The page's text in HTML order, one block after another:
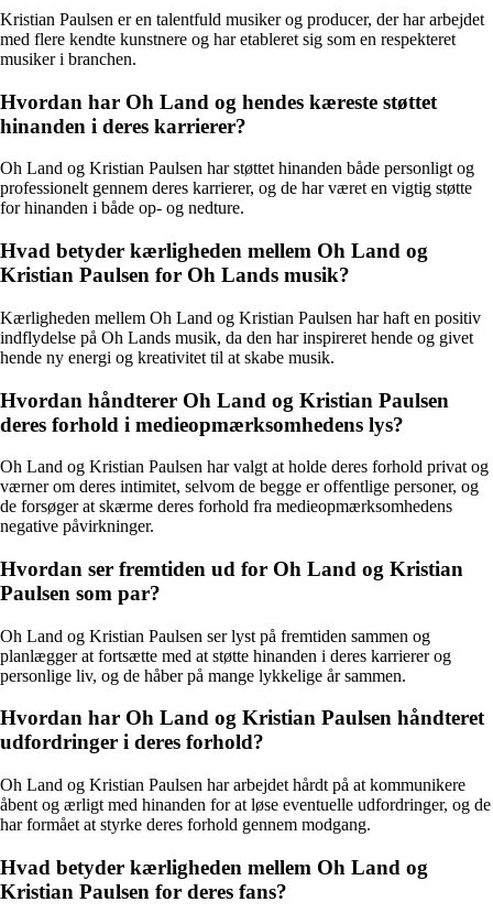
Kristian Paulsen er en talentfuld musiker og producer, der har arbejdet
med flere kendte kunstnere og har etableret sig som en respekteret
musiker i branchen.
Hvordan har Oh Land og hendes kæreste støttet
hinanden i deres karrierer?
Oh Land og Kristian Paulsen har støttet hinanden både personligt og
professionelt gennem deres karrierer, og de har været en vigtig støtte
for hinanden i både op- og nedture.
Hvad betyder kærligheden mellem Oh Land og
Kristian Paulsen for Oh Lands musik?
Kærligheden mellem Oh Land og Kristian Paulsen har haft en positiv
indflydelse på Oh Lands musik, da den har inspireret hende og givet
hende ny energi og kreativitet til at skabe musik.
Hvordan håndterer Oh Land og Kristian Paulsen
deres forhold i medieopmærksomhedens lys?
Oh Land og Kristian Paulsen har valgt at holde deres forhold privat og
værner om deres intimitet, selvom de begge er offentlige personer, og
de forsøger at skærme deres forhold fra medieopmærksomhedens
negative påvirkninger.
Hvordan ser fremtiden ud for Oh Land og Kristian
Paulsen som par?
Oh Land og Kristian Paulsen ser lyst på fremtiden sammen og
planlægger at fortsætte med at støtte hinanden i deres karrierer og
personlige liv, og de håber på mange lykkelige år sammen.
Hvordan har Oh Land og Kristian Paulsen håndteret
udfordringer i deres forhold?
Oh Land og Kristian Paulsen har arbejdet hårdt på at kommunikere
åbent og ærligt med hinanden for at løse eventuelle udfordringer, og de
har formået at styrke deres forhold gennem modgang.
Hvad betyder kærligheden mellem Oh Land og
Kristian Paulsen for deres fans?